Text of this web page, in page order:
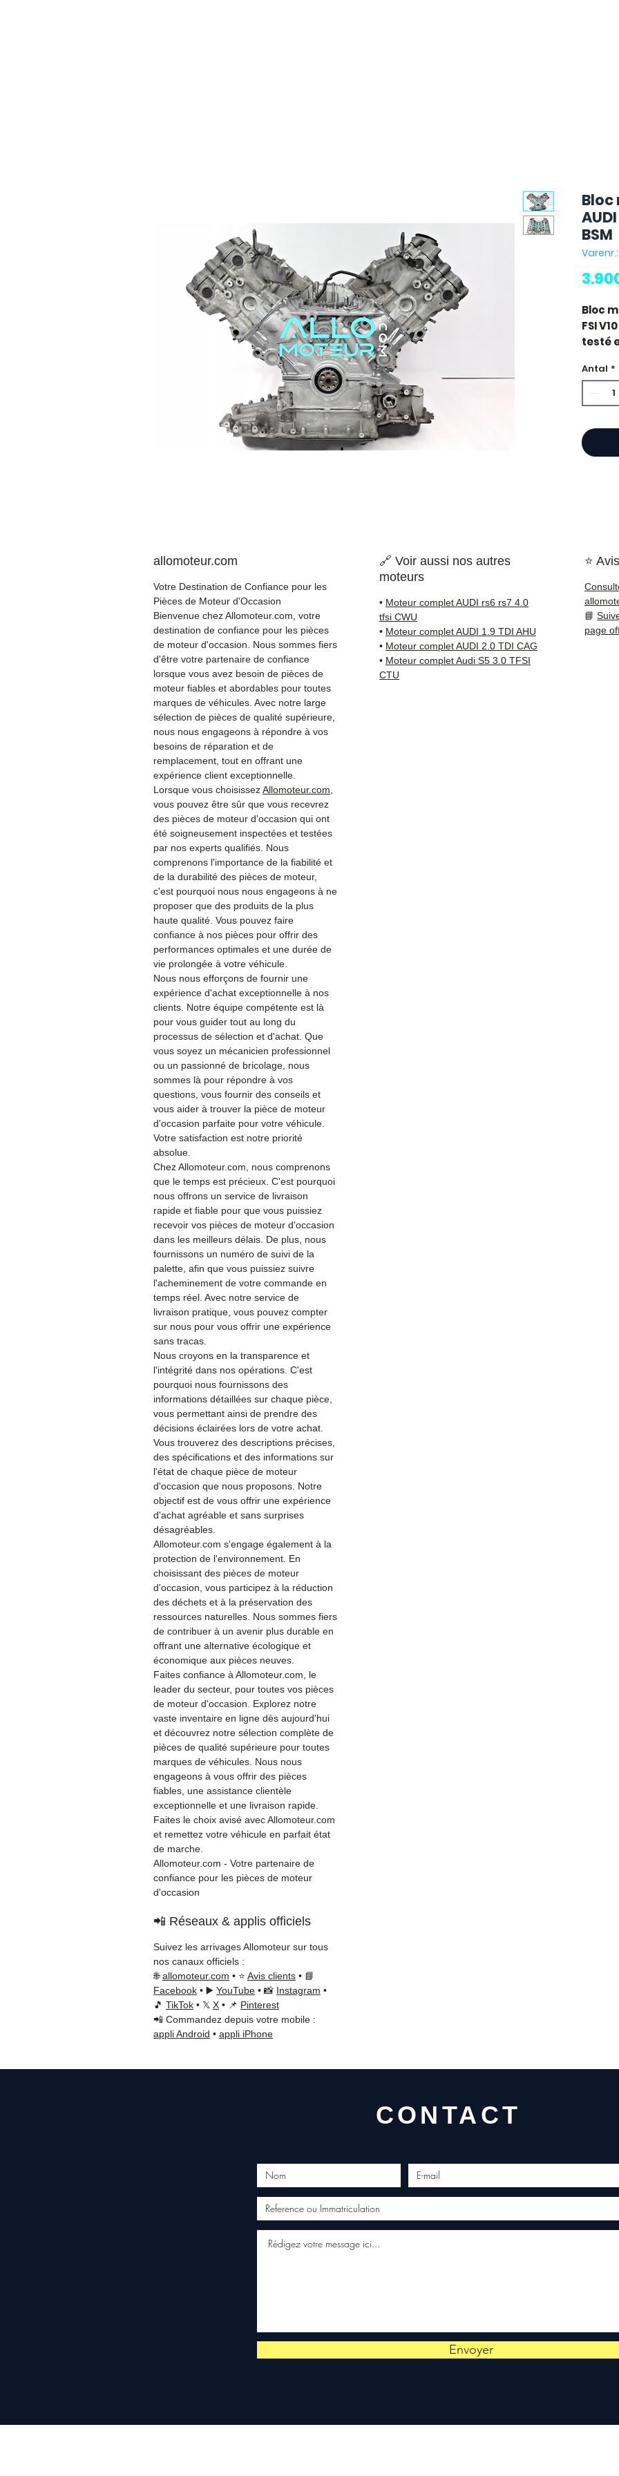
BSM
Varenr.:
Bloc
FSI
testé
?
Antal *
allomoteur.com
Votre Destination de Confiance pour les
Pièces de Moteur d'Occasion
Bienvenue chez Allomoteur.com, votre
destination de confiance pour les pièces
de moteur d'occasion. Nous sommes fiers
d'être votre partenaire de confiance
lorsque vous avez besoin de pièces de
moteur fiables et abordables pour toutes
marques de véhicules. Avec notre large
sélection de pièces de qualité supérieure,
nous nous engageons à répondre à vos
besoins de réparation et de
remplacement, tout en offrant une
expérience client exceptionnelle.
Lorsque vous choisissezAllomoteur.com
vous pouvez être sûr que vous recevrez
des pièces de moteur d'occasion qui ont
été soigneusement inspectées et testées
par nos experts qualifiés. Nous
comprenons l'importance de la fiabilité et
de la durabilité des pièces de moteur,
c'est pourquoi nous nous engageons à ne
proposer que des produits de la plus
haute qualité. Vous pouvez faire
confiance à nos pièces pour offrir des
performances optimales et une durée de
vie prolongée à votre véhicule.
Nous nous efforçons de fournir une
expérience d'achat exceptionnelle à nos
clients. Notre équipe compétente est là
pour vous guider tout au long du
processus de sélection et d'achat. Que
vous soyez un mécanicien professionnel
ou un passionné de bricolage, nous
sommes là pour répondre à vos
questions, vous fournir des conseils et
vous aider à trouver la pièce de moteur
d'occasion parfaite pour votre véhicule.
Votre satisfaction est notre priorité
absolue.
Chez Allomoteur.com, nous comprenons
que le temps est précieux. C'est pourquoi
nous offrons un service de livraison
rapide et fiable pour que vous puissiez
recevoir vos pièces de moteur d'occasion
dans les meilleurs délais. De plus, nous
fournissons un numéro de suivi de la
palette, afin que vous puissiez suivre
l'acheminement de votre commande en
temps réel. Avec notre service de
livraison pratique, vous pouvez compter
sur nous pour vous offrir une expérience
sans tracas.
Nous croyons en la transparence et
l'intégrité dans nos opérations. C'est
pourquoi nous fournissons des
informations détaillées sur chaque pièce,
vous permettant ainsi de prendre des
décisions éclairées lors de votre achat.
Vous trouverez des descriptions précises,
des spécifications et des informations sur
l'état de chaque pièce de moteur
d'occasion que nous proposons. Notre
objectif est de vous offrir une expérience
d'achat agréable et sans surprises
désagréables.
Allomoteur.com s'engage également à la
protection de l'environnement. En
choisissant des pièces de moteur
d'occasion, vous participez à la réduction
des déchets et à la préservation des
ressources naturelles. Nous sommes fiers
de contribuer à un avenir plus durable en
offrant une alternative écologique et
économique aux pièces neuves.
Faites confiance à Allomoteur.com, le
leader du secteur, pour toutes vos pièces
de moteur d'occasion. Explorez notre
vaste inventaire en ligne dès aujourd'hui
et découvrez notre sélection complète de
pièces de qualité supérieure pour toutes
marques de véhicules. Nous nous
engageons à vous offrir des pièces
fiables, une assistance clientèle
exceptionnelle et une livraison rapide.
Faites le choix avisé avec Allomoteur.com
et remettez votre véhicule en parfait état
de marche.
Allomoteur.com - Votre partenaire de
confiance pour les pièces de moteur
d'occasion
🔗 Voir aussi nos autres
moteurs
• Moteur complet AUDI rs6 rs7 4.0
tfsi CWU
• Moteur complet AUDI 1.9 TDI AHU
• Moteur complet AUDI 2.0 TDI CAG
• Moteur complet Audi S5 3.0 TFSI
CTU
⭐
📘
page
📲 Réseaux & applis officiels
Suivez les arrivages Allomoteur sur tous
nos canaux officiels :
🌐allomoteur.com • ⭐ Avis clients • 📘
Facebook • ▶️ YouTube • 📸 Instagram •
🎵 TikTok • 𝕏 X • 📌 Pinterest
📲 Commandez depuis votre mobile :
appli Android • appli iPhone
CONTACT
Envoyer